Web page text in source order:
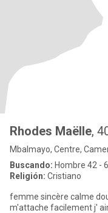
Rhodes Maëlle,
Mbalmayo, Centre,
Buscando: Hombre 42 -
Religión: Cristiano
femme sincère calme
m'attache facilement j'